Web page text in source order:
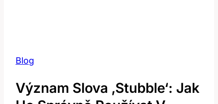
Blog
Význam Slova ‚stubble‘: Jak